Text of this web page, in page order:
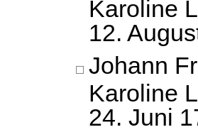
Karoline
12.
Johann
Karoline
24. Juni